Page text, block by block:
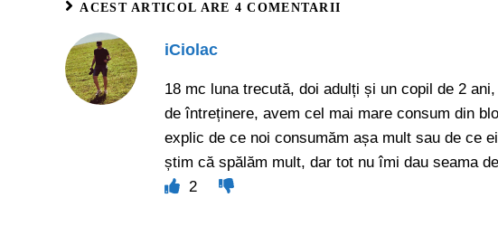
ACEST ARTICOL ARE 4 COMENTARII
iCiolac
18 mc luna trecută, doi adulți și un copil de 2
de întreținere, avem cel mai mare consum din
explic de ce noi consumăm așa mult sau de ce
știm că spălăm mult, dar tot nu îmi dau seama
2